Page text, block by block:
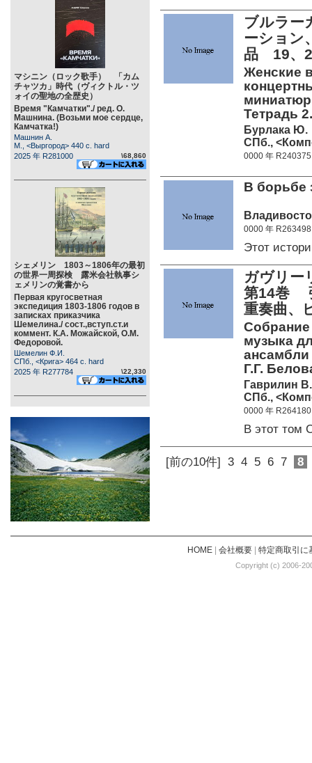
マシニン（ロック歌手） 「カム
チャツカ」時代（ヴィクトル・ツ
ォイの聖地の全歴史）
Время "Камчатки"./ ред. О.
Машнина. (Возьми мое сердце,
Камчатка!)
Машнин А.
М., <Выргород> 440 c. hard
2025 年 R281000
\68,860
シェメリン 1803～1806年の最初
の世界一周探検 露米会社執事シ
ェメリンの覚書から
Первая кругосветная
экспедиция 1803-1806 годов в
записках приказчика
Шемелина./ сост.,вступ.ст.и
коммент. К.А. Можайской, О.М.
Федоровой.
Шемелин Ф.И.
СПб., <Крига> 464 c. hard
2025 年 R277784
\22,330
ブルラー
ーション
品 19、
Женские
Тетрадь
Бурлака Ю.
СПб.,
0000 年 R240375
В борьбе
0000 年 R263498
Этот
ガヴリ
第14巻
重奏曲、
Собрание
музыка
ансамбли
Г.Г.
Гаврилин В.
СПб.,
0000 年 R264180
В этот том
[前の10件] 3 4 5 6 7 8
HOME| 会社概要| 特定商取引に
Copyright (c) 2006-